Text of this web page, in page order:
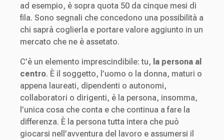
ad esempio, è sopra quota 50 da cinque mesi di
fila. Sono segnali che concedono una possibilità a
chi saprà coglierla e portare valore aggiunto in un
mercato che ne è assetato.
C’è un elemento imprescindibile: tu, la persona al
centro. È il soggetto, l’uomo o la donna, maturi o
appena laureati, dipendenti o autonomi,
collaboratori o dirigenti, è la persona, insomma,
l’unica cosa che conta e che continua a fare la
differenza. È la persona tutta intera che può
giocarsi nell’avventura del lavoro e assumersi il